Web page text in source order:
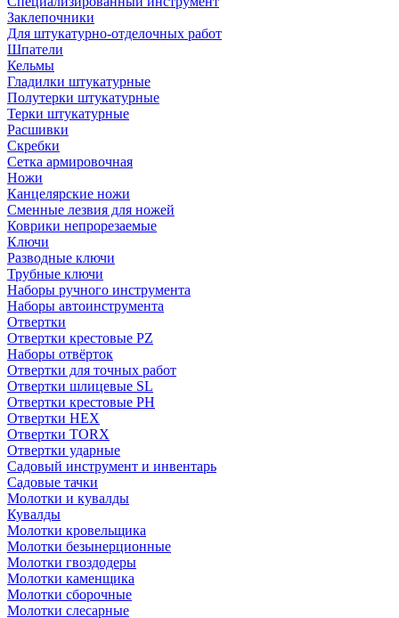
Заклепочники
Для штукатурно-отделочных работ
Шпатели
Кельмы
Гладилки штукатурные
Полутерки штукатурные
Терки штукатурные
Расшивки
Скребки
Сетка армировочная
Ножи
Канцелярские ножи
Сменные лезвия для ножей
Коврики непрорезаемые
Ключи
Разводные ключи
Трубные ключи
Наборы ручного инструмента
Наборы автоинструмента
Отвертки
Отвертки крестовые PZ
Наборы отвёрток
Отвертки для точных работ
Отвертки шлицевые SL
Отвертки крестовые PH
Отвертки HEX
Отвертки TORX
Отвертки ударные
Садовый инструмент и инвентарь
Садовые тачки
Молотки и кувалды
Кувалды
Молотки кровельщика
Молотки безынерционные
Молотки гвоздодеры
Молотки каменщика
Молотки сборочные
Молотки слесарные